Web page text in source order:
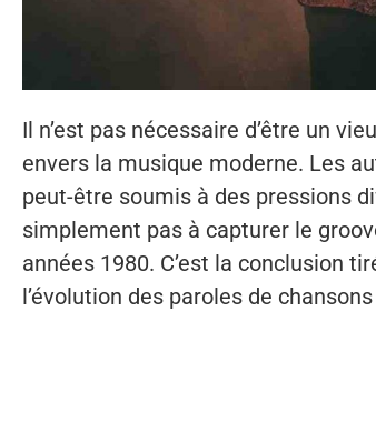
Il n’est pas nécessaire d’être un
envers la musique moderne. Les
peut-être soumis à des pressions
simplement pas à capturer le
années 1980. C’est la conclusion
l’évolution des paroles de